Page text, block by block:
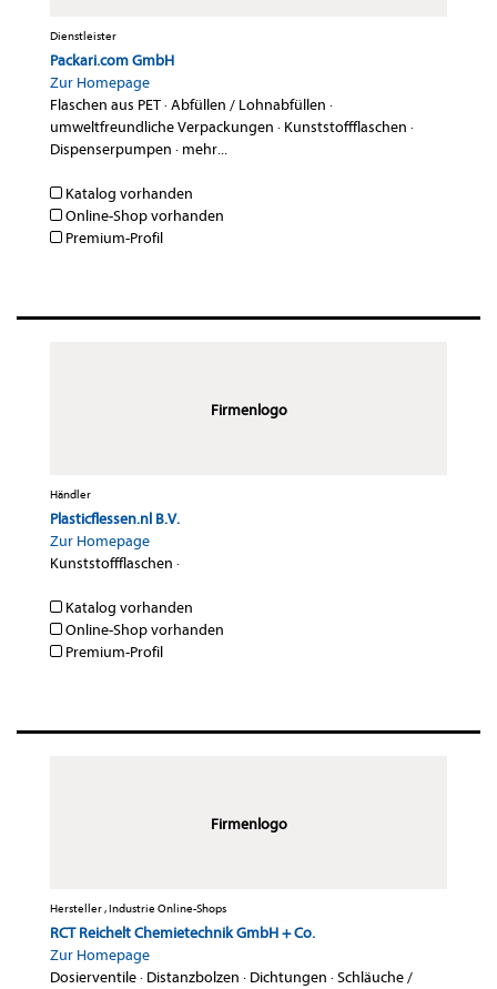
Dienstleister
Packari.com GmbH
Zur Homepage
Flaschen aus PET·Abfüllen / Lohnabfüllen ·
umweltfreundliche Verpackungen · Kunststoffflaschen ·
Dispenserpumpen · mehr...
Katalog vorhanden
Online-Shop vorhanden
Premium-Profil
Firmenlogo
Händler
Plasticflessen.nl B.V.
Zur Homepage
Kunststoffflaschen ·
Katalog vorhanden
Online-Shop vorhanden
Premium-Profil
Firmenlogo
Hersteller , Industrie Online-Shops
RCT Reichelt Chemietechnik GmbH + Co.
Zur Homepage
Dosierventile· Distanzbolzen · Dichtungen ·Schläuche /